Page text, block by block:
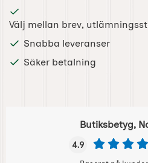
Välj mellan brev,
Snabba leveranser
Säker betalning
Butiksbetyg,
4.9